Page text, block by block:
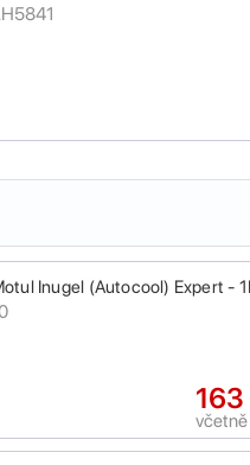
Inugel (Autocool) Expert -
163
včetně